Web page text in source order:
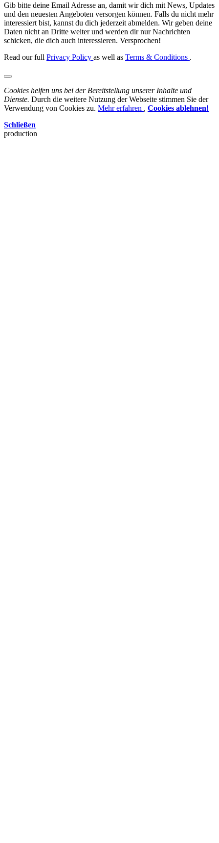
Gib bitte deine Email Adresse an, damit wir dich mit News, Updates
und den neuesten Angeboten versorgen können. Falls du nicht mehr
interessiert bist, kannst du dich jederzeit abmelden. Wir geben deine
Daten nicht an Dritte weiter und werden dir nur Nachrichten
schicken, die dich auch interessieren. Versprochen!
Read our full Privacy Policy as well as Terms & Conditions .
Cookies helfen uns bei der Bereitstellung unserer Inhalte und
Dienste. Durch die weitere Nutzung der Webseite stimmen Sie der
Verwendung von Cookies zu. Mehr erfahren , Cookies ablehnen!
Schließen
production